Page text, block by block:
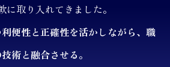
に取り入れてきました。
便性と正確性を活かしながら、職
術と融合させる。